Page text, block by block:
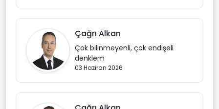
Çağrı Alkan
Çok bilinmeyenli, çok endişeli
denklem
03 Haziran 2026